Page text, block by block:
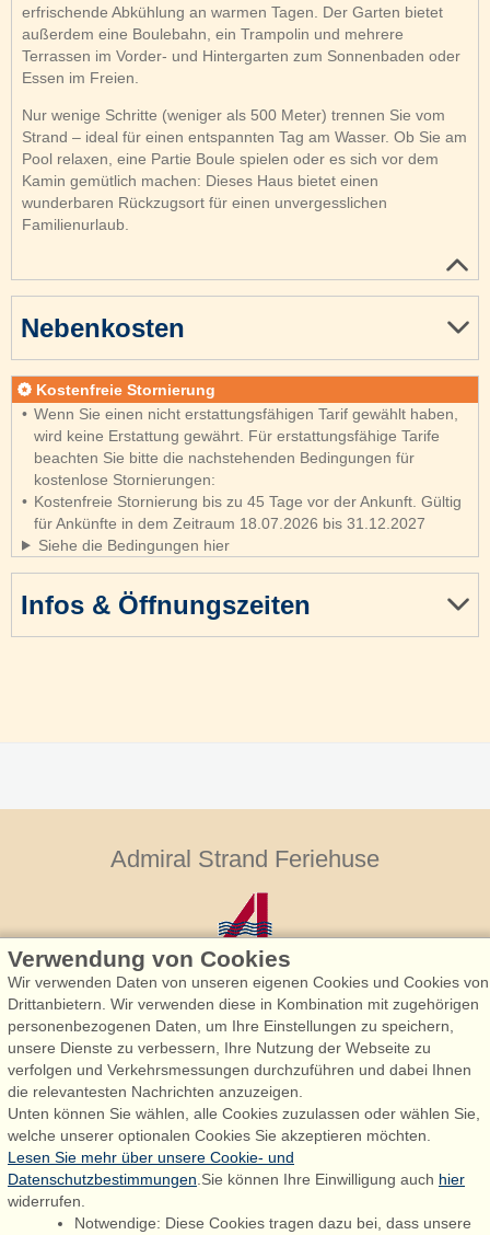
erfrischende Abkühlung an warmen Tagen. Der Garten bietet
außerdem eine Boulebahn, ein Trampolin und mehrere
Terrassen im Vorder- und Hintergarten zum Sonnenbaden oder
Essen im Freien.
Nur wenige Schritte (weniger als 500 Meter) trennen Sie vom
Strand – ideal für einen entspannten Tag am Wasser. Ob Sie am
Pool relaxen, eine Partie Boule spielen oder es sich vor dem
Kamin gemütlich machen: Dieses Haus bietet einen
wunderbaren Rückzugsort für einen unvergesslichen
Familienurlaub.
Infos & Öffnungszeiten
Nebenkosten
Kostenfreie Stornierung
Wenn Sie einen nicht erstattungsfähigen Tarif gewählt haben,
wird keine Erstattung gewährt. Für erstattungsfähige Tarife
beachten Sie bitte die nachstehenden Bedingungen für
kostenlose Stornierungen:
Kostenfreie Stornierung bis zu 45 Tage vor der Ankunft. Gültig
für Ankünfte in dem Zeitraum 18.07.2026 bis 31.12.2027
Siehe die Bedingungen hier
Admiral Strand Feriehuse
Admiral Strand Feriehuse, Lønne
Houstrupvej 170, Lønne
6830 Nørre Nebel
booking@admiralstrand.com
+45 70 60 87 78
Følg os på: Facebook
Verwendung von Cookies
Wir verwenden Daten von unseren eigenen Cookies und Cookies von
Drittanbietern. Wir verwenden diese in Kombination mit zugehörigen
personenbezogenen Daten, um Ihre Einstellungen zu speichern,
unsere Dienste zu verbessern, Ihre Nutzung der Webseite zu
verfolgen und Verkehrsmessungen durchzuführen und dabei Ihnen
die relevantesten Nachrichten anzuzeigen.
Unten können Sie wählen, alle Cookies zuzulassen oder wählen Sie,
welche unserer optionalen Cookies Sie akzeptieren möchten.
Lesen Sie mehr über unsere Cookie- und
Datenschutzbestimmungen .Sie können Ihre Einwilligung auch hier
widerrufen.
Notwendige: Diese Cookies tragen dazu bei, dass unsere